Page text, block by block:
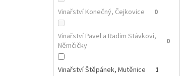
Vinařství Konečný, Čejkovice 0
Vinařství Pavel a Radim Stávkovi,
Němčičky
0
Vinařství Štěpánek, Mutěnice 1